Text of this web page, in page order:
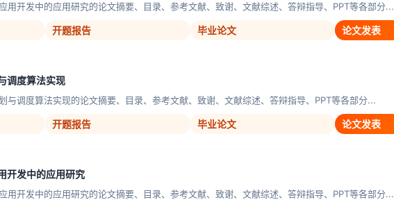
用开发中的应用研究的论文摘要、目录、参考文献、致谢、文献综述、答辩指导、PPT等各部分...
开题报告 毕业论文 论文发表
调度算法实现
与调度算法实现的论文摘要、目录、参考文献、致谢、文献综述、答辩指导、PPT等各部分...
开题报告 毕业论文 论文发表
开发中的应用研究
用开发中的应用研究的论文摘要、目录、参考文献、致谢、文献综述、答辩指导、PPT等各部分...